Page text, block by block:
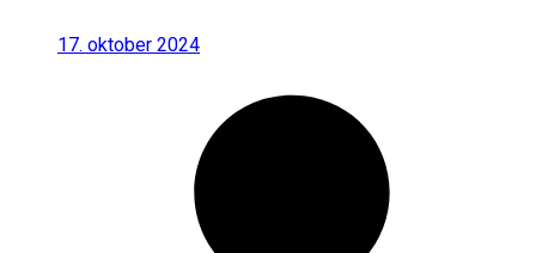
17. oktober 2024